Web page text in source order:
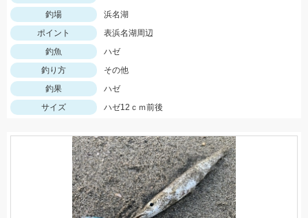
釣場
浜名湖
ポイント
表浜名湖周辺
釣魚
ハゼ
釣り方
その他
釣果
ハゼ
サイズ
ハゼ12ｃｍ前後